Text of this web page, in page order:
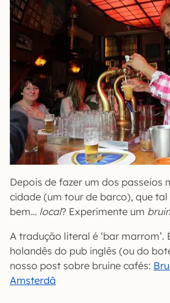
Depois de fazer um dos passeios
cidade (um tour de barco), que
bem… local? Experimente um
A tradução literal é ‘bar marrom’.
holandês do pub inglês (ou do
nosso post sobre bruine cafés:
Amsterdã